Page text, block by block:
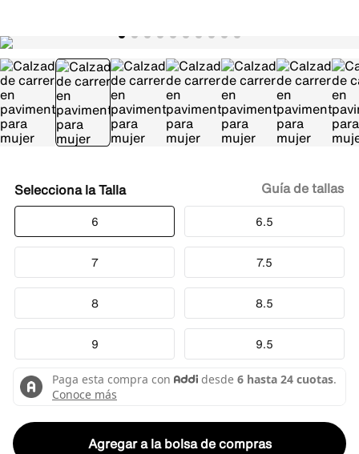
Talla
6 6.5
7 7.5
8 8.5
9 9.5
Guía de tallas
Agregar a la bolsa de compras